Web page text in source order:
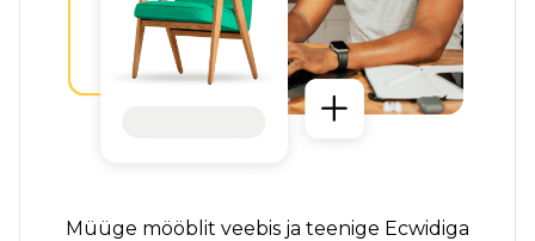
Müüge mööblit veebis ja teenige Ecwidiga